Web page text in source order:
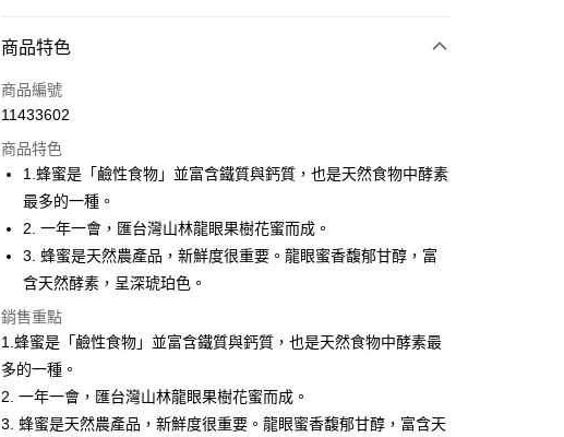
付款方式
全家線上支付
運送方式
全家取貨付款
免運費
常溫-付款後全家取貨
商品特色
商品編號
11433602
商品特色
1.蜂蜜是「鹼性食物」並富含鐵質與鈣質，也是天然食物中酵素
最多的一種。
2. 一年一會，匯台灣山林龍眼果樹花蜜而成。
3. 蜂蜜是天然農產品，新鮮度很重要。龍眼蜜香馥郁甘醇，富
含天然酵素，呈深琥珀色。
銷售重點
1.蜂蜜是「鹼性食物」並富含鐵質與鈣質，也是天然食物中酵素最
多的一種。
2. 一年一會，匯台灣山林龍眼果樹花蜜而成。
3. 蜂蜜是天然農產品，新鮮度很重要。龍眼蜜香馥郁甘醇，富含天